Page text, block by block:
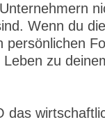
Wenn du
persönlichen
zu
das